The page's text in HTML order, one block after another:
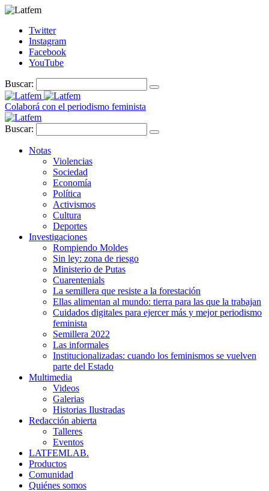
Twitter
Instagram
Facebook
YouTube
Buscar:
Colaborá con el periodismo feminista
Buscar:
Notas
Violencias
Sociedad
Economía
Política
Activismos
Cultura
Deportes
Investigaciones
Rompiendo Moldes
Sin ley: zona de riesgo
Ministerio de Putas
Cuarentenials
La semillera que resiste a la forestación
Ellas alimentan al mundo: tierra para las que la trabajan
Cuidados digitales para ejercer más y mejor periodismo
feminista
Semillera 2022
Las informales
Institucionalizadas: cuando los feminismos se vuelven
parte del Estado
Multimedia
Videos
Galerias
Historias Ilustradas
Redacción abierta
Talleres
Eventos
LATFEMLAB.
Productos
Comunidad
Quiénes somos